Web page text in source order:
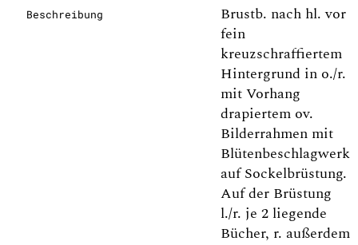
Beschreibung
Brustb. nach hl. vor
fein
kreuzschraffiertem
Hintergrund in o./r.
mit Vorhang
drapiertem ov.
Bilderrahmen mit
Blütenbeschlagwerk
auf Sockelbrüstung.
Auf der Brüstung
l./r. je 2 liegende
Bücher, r. außerdem